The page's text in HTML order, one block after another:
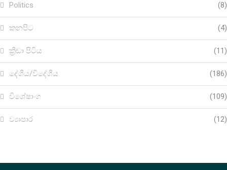
Politics (8)
කනපිට (4)
ක්‍රීඩා පිටිය (11)
දේශීය/විදේශීය (186)
විශේෂාංග (109)
ව්‍යාපාර (12)